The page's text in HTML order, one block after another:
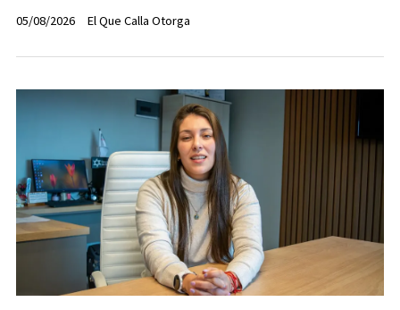
El Que Calla Otorga
05/08/2026